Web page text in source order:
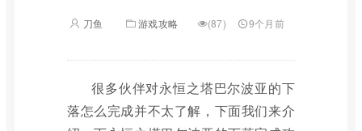
刀鱼 游戏攻略 (87) 9个月前
很多伙伴对永恒之塔巴尔波亚的下
落怎么完成并不太了解，下面我们来介